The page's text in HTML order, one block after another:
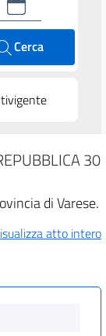
Cerca
30
di Varese.
atto intero